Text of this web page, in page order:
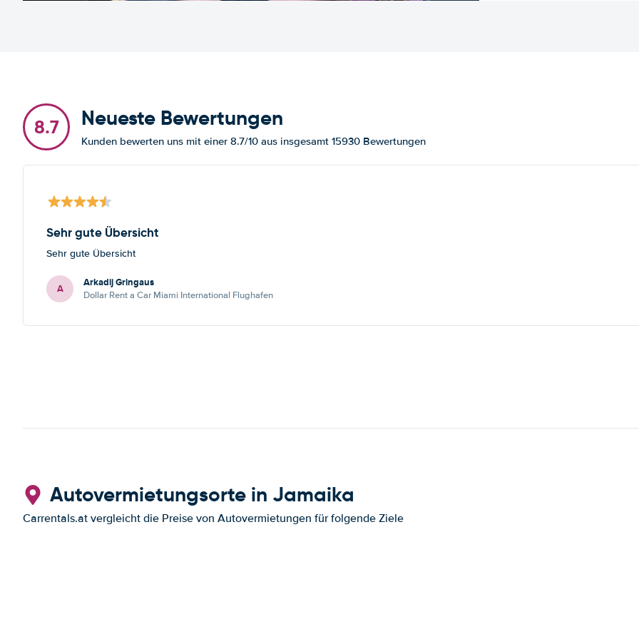
8.7 Neueste Bewertungen
Kunden bewerten uns mit einer 8.7/10 aus insgesamt 15930 Bewertungen
Sehr gute Übersicht
Sehr gute Übersicht
A Arkadij Gringaus
Dollar Rent a Car Miami International Flughafen
Autovermietungsorte in Jamaika
Carrentals.at vergleicht die Preise von Autovermietungen für folgende Ziele